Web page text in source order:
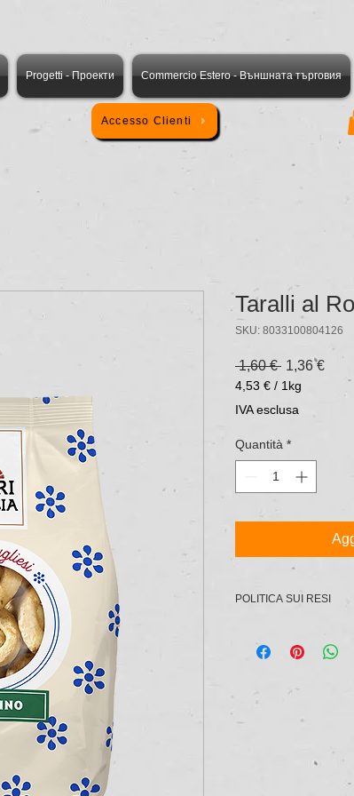
Accesso Clienti
Progetti - Проекти Commercio Estero - Външната търговия
Taralli al
SKU: 8033100804126
1,60 € Prezzo
1,36 €
4,53 € / 1kg
4,53 €
Chilogrammo
IVA esclusa
Quantità *
POLITICA SUI RESI
Hai diritto a rendere
informandoci tramite
contatti che trovi sul
Bogomil 1, floor 3,
HO DIRITTO AL